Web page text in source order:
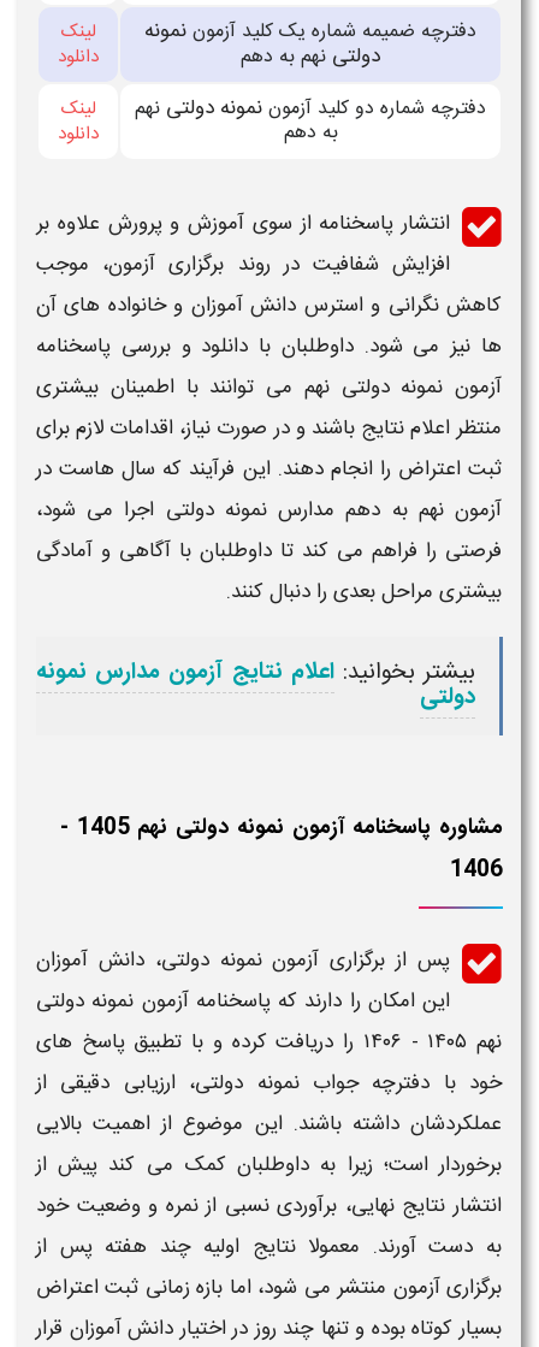
دفترچه ضمیمه شماره یک کلید آزموننمونه
دولتی نهم به دهم
لینک
دانلود
دفترچه شماره دو کلید آزموننمونه دولتی نهم
به دهم
لینک
دانلود
انتشار پاسخنامهاز سوی آموزش و پرورش علاوه بر
افزایش شفافیت در روند برگزاری آزمون، موجب
کاهش نگرانی و استرس دانش‌ آموزان و خانواده‌ های آن‌
ها نیز می‌ شود. داوطلبان با دانلود و بررسی پاسخنامه
آزمون نمونه دولتی نهم می‌ توانند با اطمینان بیشتری
منتظر اعلام نتایج باشند و در صورت نیاز، اقدامات لازم برای
ثبت اعتراض را انجام دهند. این فرآیند که سال‌ هاست در
آزمون نهم به دهم مدارس نمونه دولتی اجرا می‌ شود،
فرصتی را فراهم می‌ کند تا داوطلبان با آگاهی و آمادگی
بیشتری مراحل بعدی را دنبال کنند.
بیشتر بخوانید: اعلام نتایج آزمون مدارس نمونه
دولتی
مشاوره پاسخنامه آزمون نمونه دولتی نهم 1405 -
1406
پس از برگزاریآزمون نمونه دولتی، دانش‌ آموزان
این امکان را دارند که پاسخنامه آزمون نمونه دولتی
نهم ۱۴۰۵ - ۱۴۰۶
را دریافت کرده و با تطبیقپاسخ‌ های
خود با دفترچه جواب نمونه دولتی، ارزیابی دقیقی از
عملکردشان داشته باشند. این موضوع از اهمیت بالایی
برخوردار است؛ زیرا به داوطلبان کمک می‌ کند پیش از
انتشار نتایج نهایی، برآوردی نسبی از نمره و وضعیت خود
به دست آورند. معمولا نتایج اولیه چند هفته پس از
برگزاریآزمون منتشر می‌ شود، اما بازه زمانی ثبت اعتراض
بسیار کوتاه بوده و تنها چند روز در اختیار دانش‌ آموزان قرار